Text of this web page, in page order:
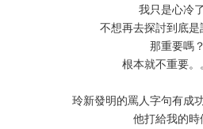
我只是心冷
不想再去探討到底是
那重要嗎？
根本就不重要。
玲新發明的罵人字句有成
他打給我的時